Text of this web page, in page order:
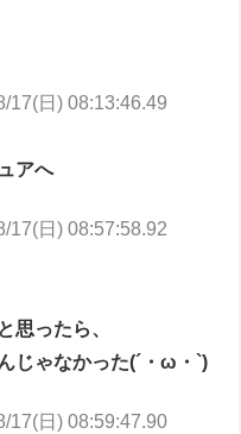
17(日) 08:13:46.49
アへ
17(日) 08:57:58.92
思ったら、
じゃなかった(´・ω・`)
17(日) 08:59:47.90